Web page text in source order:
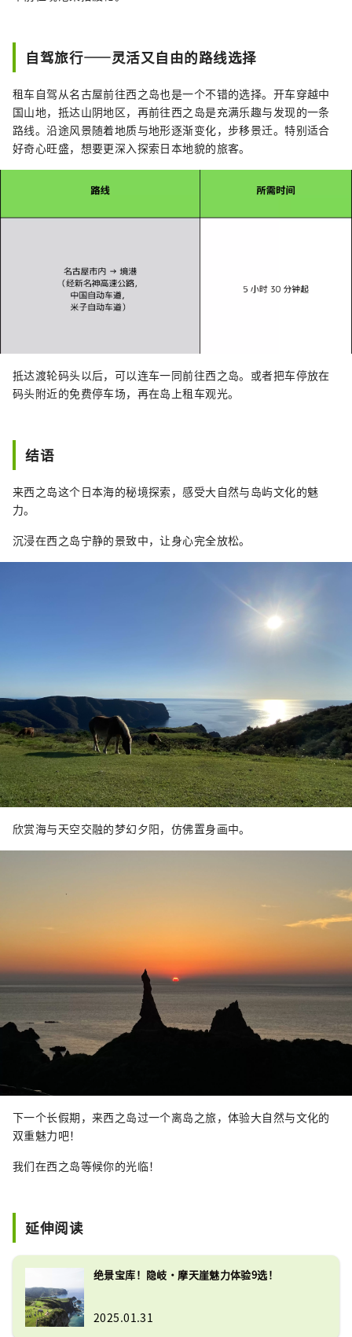
自驾旅行——灵活又自由的路线选择
租车自驾从名古屋前往西之岛也是一个不错的选择。开车穿越中
国山地，抵达山阴地区，再前往西之岛是充满乐趣与发现的一条
路线。沿途风景随着地质与地形逐渐变化，步移景迁。特别适合
好奇心旺盛，想要更深入探索日本地貌的旅客。
抵达渡轮码头以后，可以连车一同前往西之岛。或者把车停放在
码头附近的免费停车场，再在岛上租车观光。
结语
来西之岛这个日本海的秘境探索，感受大自然与岛屿文化的魅
力。
沉浸在西之岛宁静的景致中，让身心完全放松。
欣赏海与天空交融的梦幻夕阳，仿佛置身画中。
下一个长假期，来西之岛过一个离岛之旅，体验大自然与文化的
双重魅力吧！
我们在西之岛等候你的光临！
延伸阅读
绝景宝库！隐岐・摩天崖魅力体验9选！
2025.01.31